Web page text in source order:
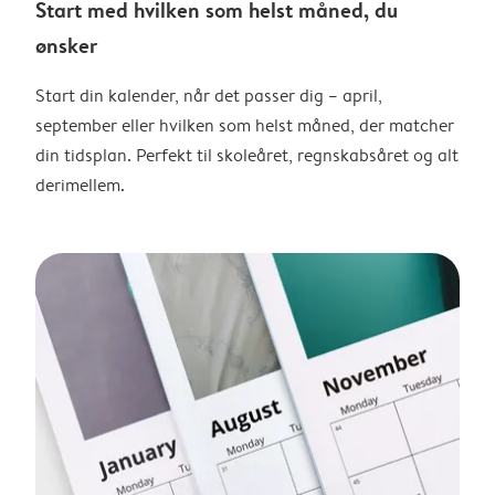
Start med hvilken som helst måned, du
ønsker
Start din kalender, når det passer dig – april,
september eller hvilken som helst måned, der matcher
din tidsplan. Perfekt til skoleåret, regnskabsåret og alt
derimellem.